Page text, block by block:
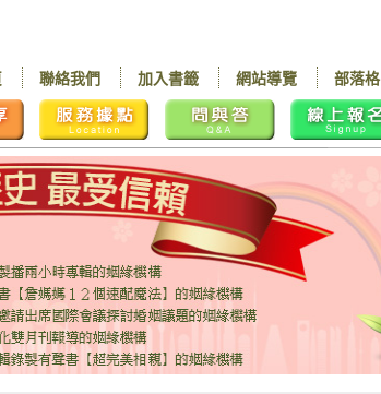
部落格
網站導覽
加入書籤
聯絡我們